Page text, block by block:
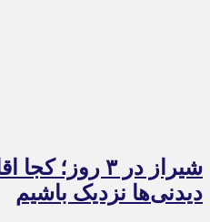
شیراز در ۳
دیدنی‌ها نزدیک باشیم